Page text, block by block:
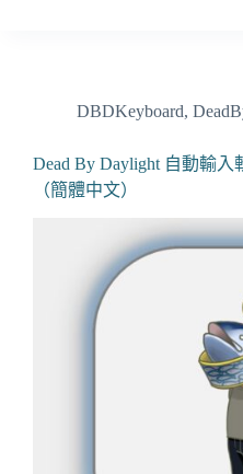
DBDKeyboard,
Dead By Daylight 自動輸入
（簡體中文）